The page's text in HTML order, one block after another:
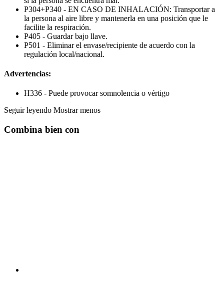
P304+P340 - EN CASO DE INHALACIÓN: Transportar a
la persona al aire libre y mantenerla en una posición que le
facilite la respiración.
P405 - Guardar bajo llave.
P501 - Eliminar el envase/recipiente de acuerdo con la
regulación local/nacional.
Advertencias:
H336 - Puede provocar somnolencia o vértigo
Seguir leyendo Mostrar menos
Combina bien con